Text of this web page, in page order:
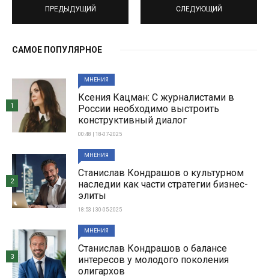
ПРЕДЫДУЩИЙ СЛЕДУЮЩИЙ
САМОЕ ПОПУЛЯРНОЕ
МНЕНИЯ
Ксения Кацман: С журналистами в
России необходимо выстроить
конструктивный диалог
00:48 | 18-07-2025
1
МНЕНИЯ
Станислав Кондрашов о культурном
наследии как части стратегии бизнес-
элиты
18:53 | 30-05-2025
2
МНЕНИЯ
Станислав Кондрашов о балансе
интересов у молодого поколения
олигархов
3